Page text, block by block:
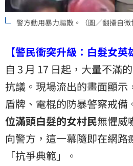
警方動用暴力驅散。（圖／翻攝自微
【警民衝突升級：白髮女英
自 3 月 17 日起，大量不滿
抗議。現場流出的畫面顯示
盾牌、電棍的防暴警察戒備
位滿頭白髮的女村民無懼威
向警方，這一幕隨即在網路
「抗爭典範」。